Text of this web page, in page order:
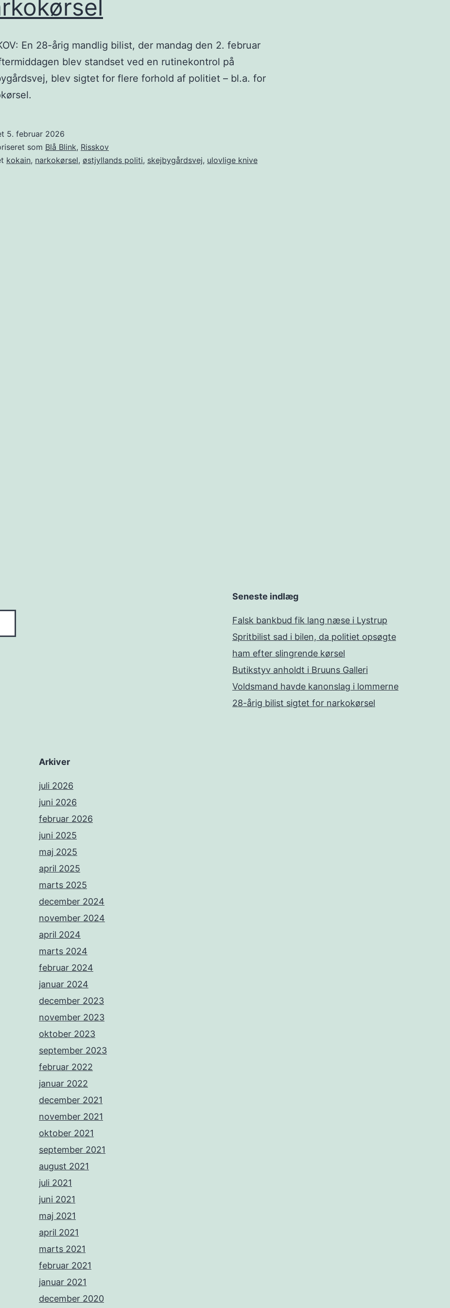
En 28-årig mandlig bilist, der mandag den 2. februar
blev standset ved en rutinekontrol på
blev sigtet for flere forhold af politiet – bl.a. for
5. februar 2026
som Blå Blink, Risskov
kokain, narkokørsel, østjyllands politi, skejbygårdsvej, ulovlige knive
Seneste indlæg
Falsk bankbud fik lang næse i Lystrup
Spritbilist sad i bilen, da politiet opsøgte
ham efter slingrende kørsel
Butikstyv anholdt i Bruuns Galleri
Voldsmand havde kanonslag i lommerne
28-årig bilist sigtet for narkokørsel
Arkiver
juli 2026
juni 2026
februar 2026
juni 2025
maj 2025
april 2025
marts 2025
december 2024
november 2024
april 2024
marts 2024
februar 2024
januar 2024
december 2023
november 2023
oktober 2023
september 2023
februar 2022
januar 2022
december 2021
november 2021
oktober 2021
september 2021
august 2021
juli 2021
juni 2021
maj 2021
april 2021
marts 2021
februar 2021
januar 2021
december 2020